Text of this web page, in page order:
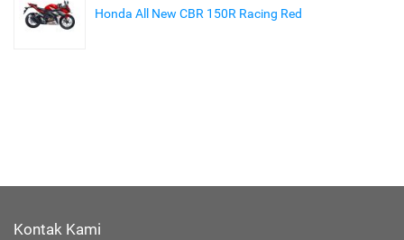
Honda All New CBR 150R Racing Red
Kontak Kami